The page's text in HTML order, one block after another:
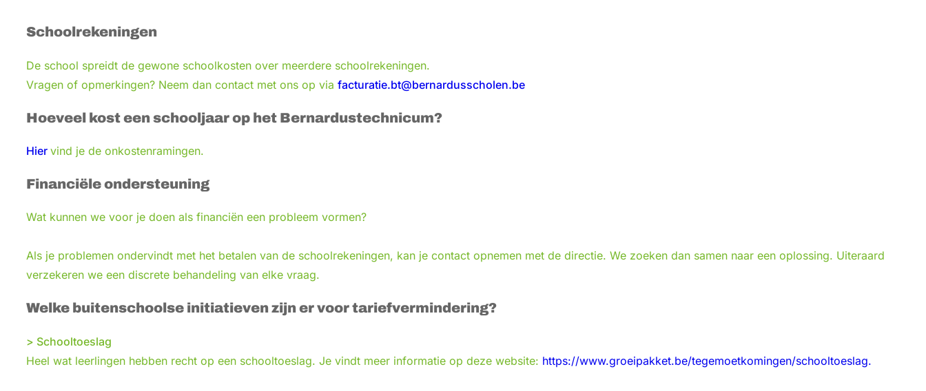
Schoolrekeningen
De school spreidt de gewone schoolkosten over meerdere schoolrekeningen.
Vragen of opmerkingen? Neem dan contact met ons op via facturatie.bt@bernardusscholen.be
Hoeveel kost een schooljaar op het Bernardustechnicum?
Hier vind je de onkostenramingen.
Financiële ondersteuning
Wat kunnen we voor je doen als financiën een probleem vormen?
Als je problemen ondervindt met het betalen van de schoolrekeningen, kan je contact opnemen met de directie. We zoeken dan samen naar een oplossing. Uiteraard
verzekeren we een discrete behandeling van elke vraag.
Welke buitenschoolse initiatieven zijn er voor tariefvermindering?
> Schooltoeslag
Heel wat leerlingen hebben recht op een schooltoeslag. Je vindt meer informatie op deze website: https://www.groeipakket.be/tegemoetkomingen/schooltoeslag.